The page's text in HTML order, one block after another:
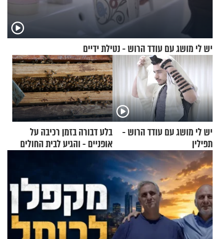
יש לי מושג עם עודד הרוש - נטילת ידיים
יש לי מושג עם עודד הרוש -
תפילין
בלע דבורה בזמן רכיבה על
אופניים - והגיע לבית החולים
במצב מסכן חיים